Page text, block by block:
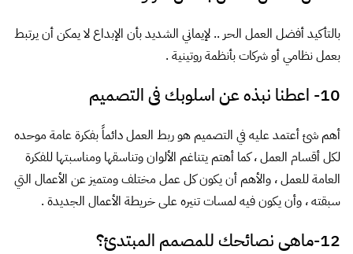
بالتأكيد أفضل العمل الحر .. لإيماني الشديد بأن الإبداع لا يمكن أن يرتبط
بعمل نظامي أو شركات بأنظمة روتينية .
10- اعطنا نبذه عن اسلوبك فى التصميم
أهم شئ أعتمد عليه في التصميم هو ربط العمل دائماً بفكرة عامة موحده
لكل أقسام العمل ، كما أهتم يتناغم الألوان وتناسقها ومناسبتها للفكرة
العامة للعمل ، والأهم أن يكون كل عمل مختلف ومتميز عن الأعمال التي
سبقته ، وأن يكون فيه لمسات تنيره على خريطة الأعمال الجديدة .
12-ماهى نصائحك للمصمم المبتدئ؟